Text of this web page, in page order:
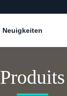
Neuigkeiten
Produits